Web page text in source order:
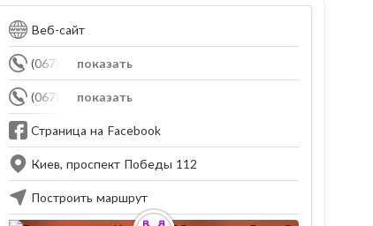
Веб-сайт
показать
(067) 329-65-80
показать
(067) 632-04-48
Страница на Facebook
Киев, проспект Победы 112
Построить маршрут